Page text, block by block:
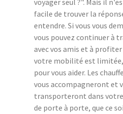
voyager seul ?". Mais il
facile de trouver la
entendre. Si vous vous
vous pouvez continuer à
avec vos amis et à
votre mobilité est limitée,
pour vous aider. Les
vous accompagneront et
transporteront dans
de porte à porte, que ce